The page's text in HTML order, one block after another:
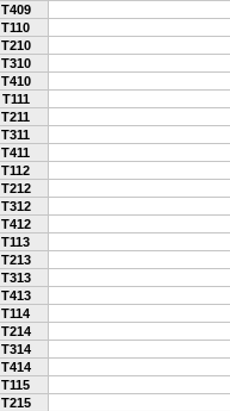
T409
T110
T210
T310
T410
T111
T211
T311
T411
T112
T212
T312
T412
T113
T213
T313
T413
T114
T214
T314
T414
T115
T215